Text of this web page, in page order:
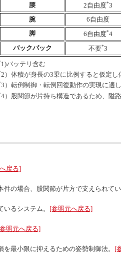
腰 2自由度*3
腕
6自由度
脚
6自由度*4
バックパック
不要*3
1)バッテリ含む
2）体積が身長の3乗に比例すると仮定
3）転倒制御・転倒回復動作の実現に適
4）股関節が片持ち構造であるため、隘
戻る]
の場合、股関節が片方で支えられてい
るシステム。 [参照元へ戻る]
照元へ戻る]
最小限に抑えるための姿勢制御法。 [